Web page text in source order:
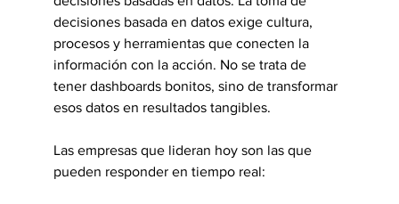
decisiones basada en datos exige cultura,
procesos y herramientas que conecten la
información con la acción. No se trata de
tener dashboards bonitos, sino de transformar
esos datos en resultados tangibles.
Las empresas que lideran hoy son las que
pueden responder en tiempo real: